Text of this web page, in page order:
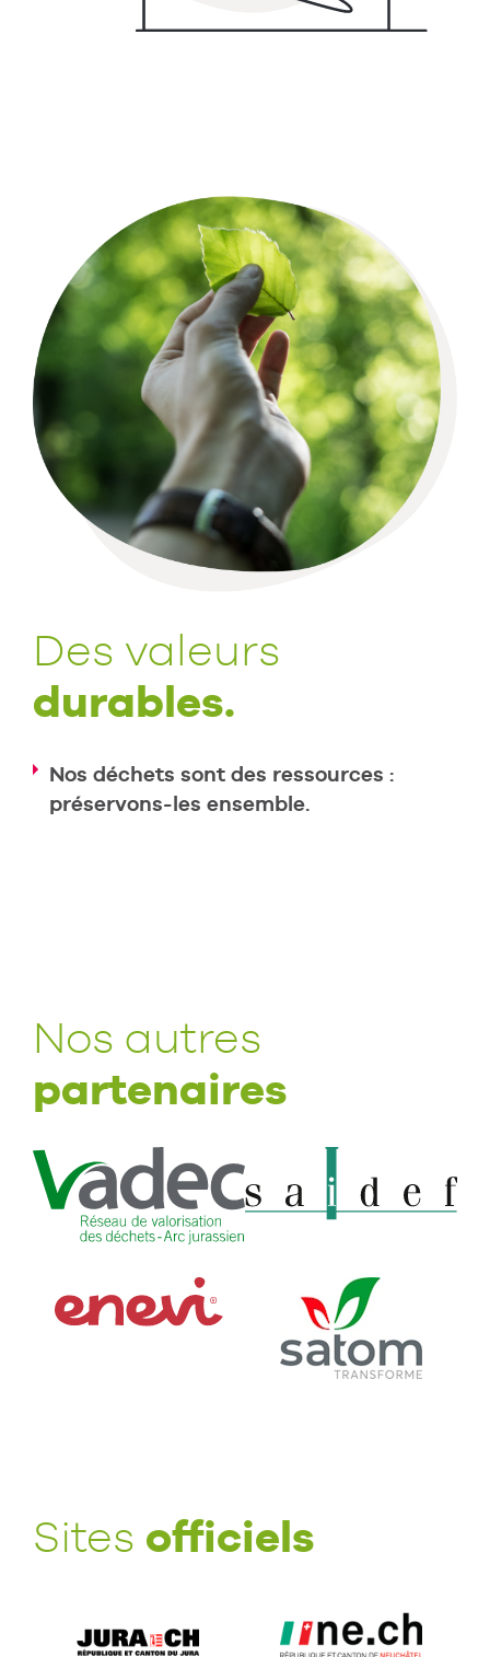
Des valeurs
durables.
Nos déchets sont des ressources :
préservons-les ensemble.
Nos autres
partenaires
Sites officiels